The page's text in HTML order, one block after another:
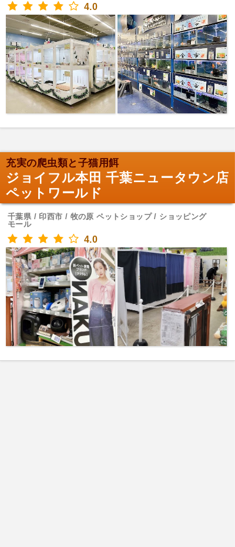
4.0
充実の爬虫類と子猫用餌
ジョイフル本田 千葉ニュータウン店
ペットワールド
千葉県 / 印西市 / 牧の原 ペットショップ / ショッピング
モール
4.0